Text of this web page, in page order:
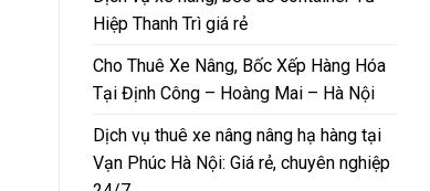
Hiệp Thanh Trì giá rẻ
Cho Thuê Xe Nâng, Bốc Xếp Hàng Hóa
Tại Định Công – Hoàng Mai – Hà Nội
Dịch vụ thuê xe nâng nâng hạ hàng tại
Vạn Phúc Hà Nội: Giá rẻ, chuyên nghiệp